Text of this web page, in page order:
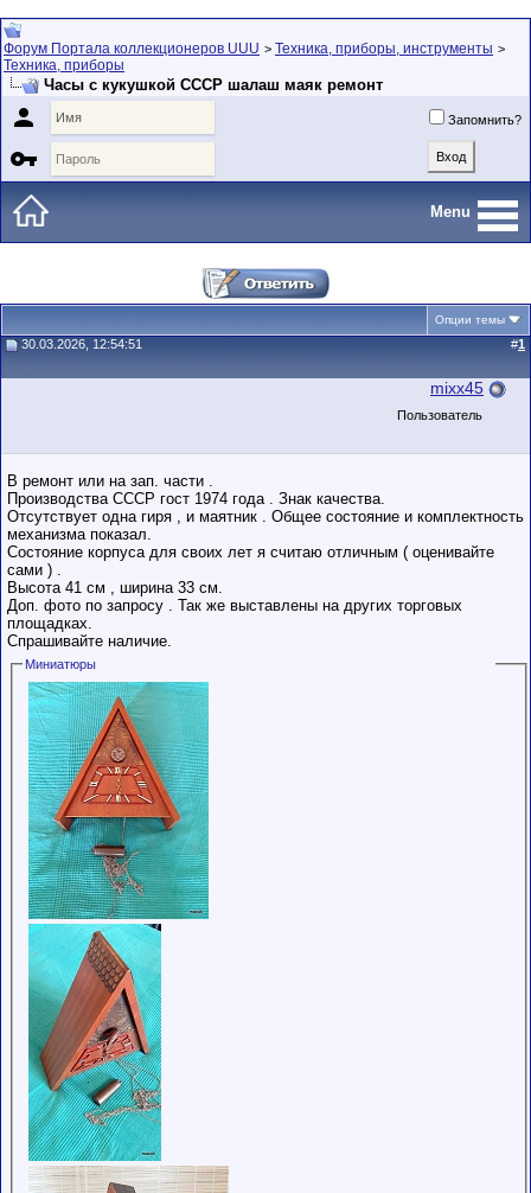
Форум Портала коллекционеров UUU > Техника, приборы, инструменты >
Техника, приборы
Часы с кукушкой СССР шалаш маяк ремонт
 Запомнить?

Menu
Опции темы
30.03.2026, 12:54:51 #1
mixx45
Пользователь
В ремонт или на зап. части .
Производства СССР гост 1974 года . Знак качества.
Отсутствует одна гиря , и маятник . Общее состояние и комплектность
механизма показал.
Состояние корпуса для своих лет я считаю отличным ( оценивайте
сами ) .
Высота 41 см , ширина 33 см.
Доп. фото по запросу . Так же выставлены на других торговых
площадках.
Спрашивайте наличие.
Миниатюры